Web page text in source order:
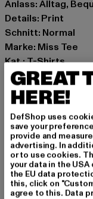
Anlass: Alltag,
Details: Print
Schnitt: Normal
Marke: Miss Tee
Kat.: T-Shirts
Farbe: schwarz
Hersteller Farbe:
Art.Nr: MST184-
Hersteller: TB
Dr.-Robert-
DE
GREAT
HERE!
DefShop uses
save your
provide and
advertising. In
or to use cookies.
your data in the
the EU data
this, click on
agree to this. Data